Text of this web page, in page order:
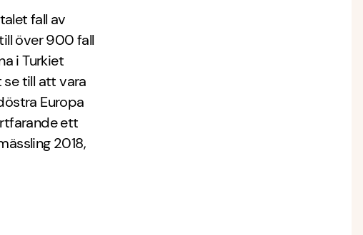
fall av
över 900 fall
i Turkiet
till att vara
Europa
ett
2018,